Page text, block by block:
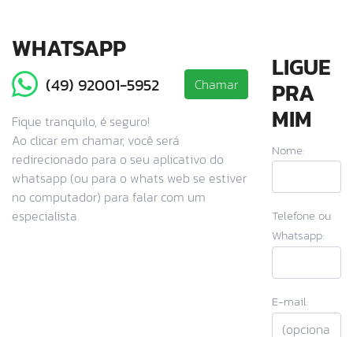
WHATSAPP
(49) 92001-5952
Chamar
Fique tranquilo, é seguro!
Ao clicar em chamar, você será
redirecionado para o seu aplicativo do
whatsapp (ou para o whats web se estiver
no computador) para falar com um
especialista.
LIGUE
PRA
MIM
Nome:
Telefone ou
Whatsapp:
E-mail: